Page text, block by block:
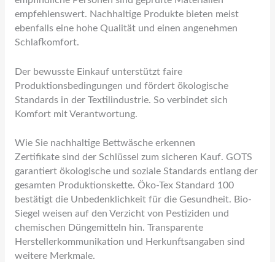
empfehlenswert. Nachhaltige Produkte bieten meist
ebenfalls eine hohe Qualität und einen angenehmen
Schlafkomfort.
Der bewusste Einkauf unterstützt faire
Produktionsbedingungen und fördert ökologische
Standards in der Textilindustrie. So verbindet sich
Komfort mit Verantwortung.
Wie Sie nachhaltige Bettwäsche erkennen
Zertifikate sind der Schlüssel zum sicheren Kauf. GOTS
garantiert ökologische und soziale Standards entlang der
gesamten Produktionskette. Öko-Tex Standard 100
bestätigt die Unbedenklichkeit für die Gesundheit. Bio-
Siegel weisen auf den Verzicht von Pestiziden und
chemischen Düngemitteln hin. Transparente
Herstellerkommunikation und Herkunftsangaben sind
weitere Merkmale.